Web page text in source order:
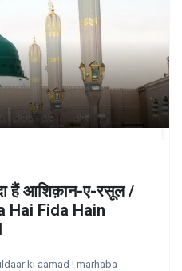
हैं आशिक़ान-ए-रसूल /
Hai Fida Hain
ki aamad ! marhaba